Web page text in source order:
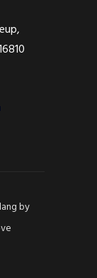
by